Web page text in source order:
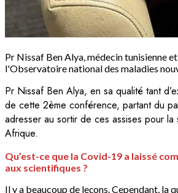
Pr Nissaf Ben Alya, médecin tunisienne
l'Observatoire national des maladies
Pr Nissaf Ben Alya, en sa qualité tant
de cette 2ème conférence, partant du
adresser au sortir de ces assises pour la
Afrique.
Qu’est-ce que la Covid-19 a laissé
aux scientifiques ?
Il y a beaucoup de leçons. Cependant, la